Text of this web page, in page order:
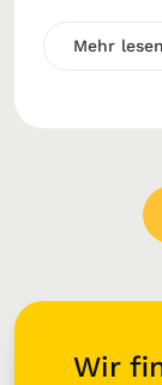
Mehr lesen
Wir